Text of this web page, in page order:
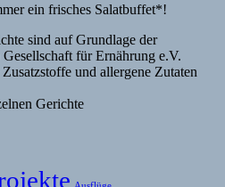
ein frisches Salatbuffet*!
sind auf Grundlage der
für Ernährung e.V.
und allergene Zutaten
Gerichte